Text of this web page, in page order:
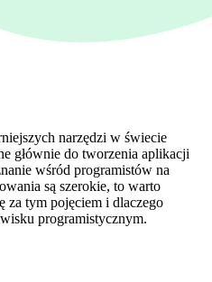
narzędzi w świecie
głównie do tworzenia aplikacji
wśród programistów na
są szerokie, to warto
za tym pojęciem i dlaczego
programistycznym.